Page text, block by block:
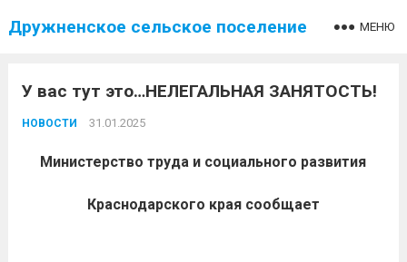
Дружненское сельское поселение МЕНЮ
У вас тут это…НЕЛЕГАЛЬНАЯ ЗАНЯТОСТЬ!
НОВОСТИ 31.01.2025
Министерство труда и социального развития
Краснодарского края сообщает